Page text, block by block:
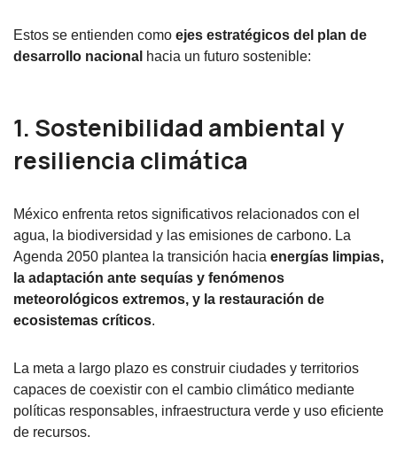
Estos se entienden como ejes estratégicos del plan de
desarrollo nacional hacia un futuro sostenible:
1. Sostenibilidad ambiental y
resiliencia climática
México enfrenta retos significativos relacionados con el
agua, la biodiversidad y las emisiones de carbono. La
Agenda 2050 plantea la transición hacia energías limpias,
la adaptación ante sequías y fenómenos
meteorológicos extremos, y la restauración de
ecosistemas críticos.
La meta a largo plazo es construir ciudades y territorios
capaces de coexistir con el cambio climático mediante
políticas responsables, infraestructura verde y uso eficiente
de recursos.